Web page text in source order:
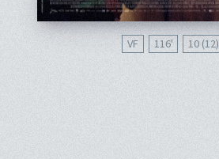
VF 116' 10 (12)